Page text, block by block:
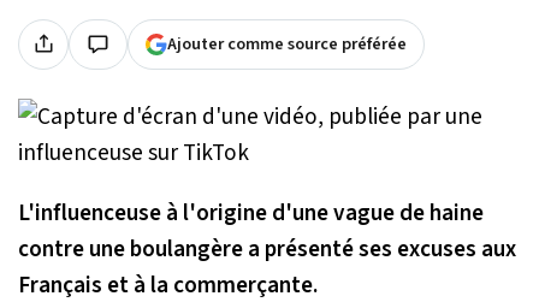
Ajouter comme source préférée
L'influenceuse à l'origine d'une vague de haine
contre une boulangère a présenté ses excuses aux
Français et à la commerçante.